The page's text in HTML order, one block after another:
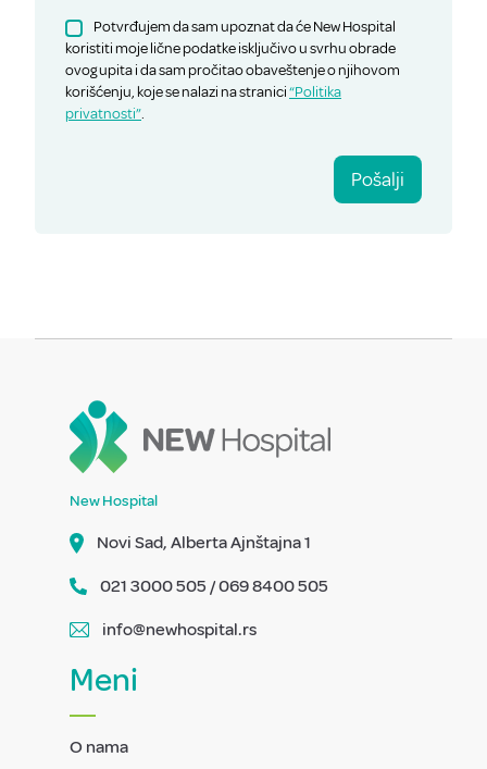
Potvrđujem da sam upoznat da će New Hospital
koristiti moje lične podatke isključivo u svrhu obrade
ovog upita i da sam pročitao obaveštenje o njihovom
korišćenju, koje se nalazi na stranici“Politika
privatnosti”.
Pošalji
New Hospital
Novi Sad, Alberta Ajnštajna 1
021 3000 505 / 069 8400 505
info@newhospital.rs
Meni
O nama